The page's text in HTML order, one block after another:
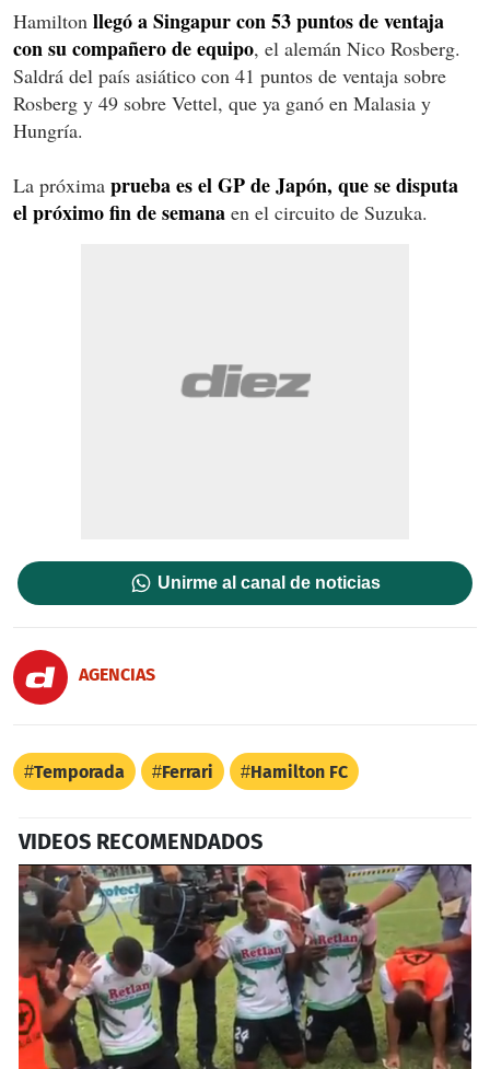
Hamilton llegó a Singapur con 53 puntos de ventaja
con su compañero de equipo, el alemán Nico Rosberg.
Saldrá del país asiático con 41 puntos de ventaja sobre
Rosberg y 49 sobre Vettel, que ya ganó en Malasia y
Hungría.
La próxima prueba es el GP de Japón, que se disputa
el próximo fin de semana en el circuito de Suzuka.
Unirme al canal de noticias
AGENCIAS
Temporada Ferrari Hamilton FC
VIDEOS RECOMENDADOS